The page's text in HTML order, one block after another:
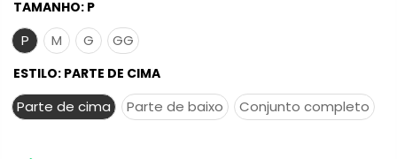
TAMANHO: P
P M G GG
ESTILO: PARTE DE CIMA
Parte de cima Parte de baixo Conjunto completo